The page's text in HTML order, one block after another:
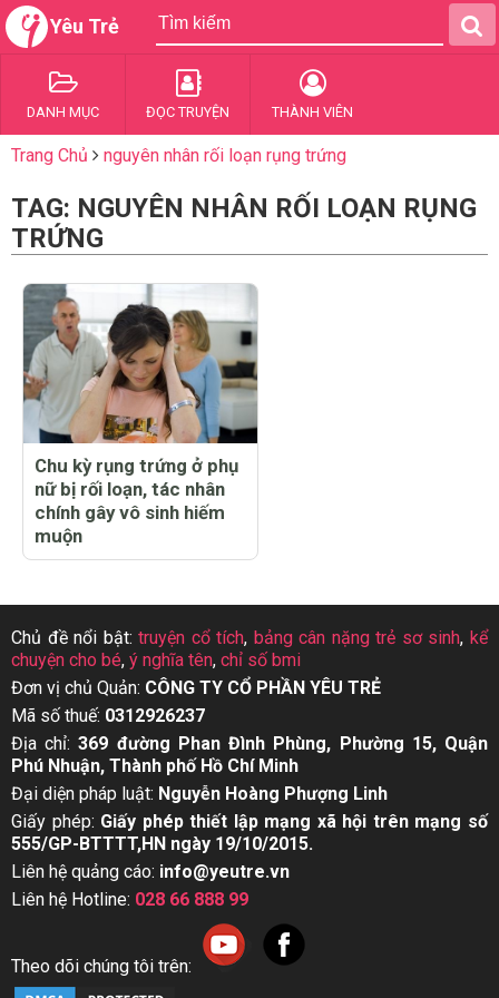
Yêu Trẻ
DANH MỤC ĐỌC TRUYỆN THÀNH VIÊN
Trang Chủ nguyên nhân rối loạn rụng trứng
TAG: NGUYÊN NHÂN RỐI LOẠN RỤNG
TRỨNG
Chu kỳ rụng trứng ở phụ
nữ bị rối loạn, tác nhân
chính gây vô sinh hiếm
muộn
Chủ đề nổi bật:truyện cổ tích, bảng cân nặng trẻ sơ sinh,kể
chuyện cho bé, ý nghĩa tên, chỉ số bmi
Đơn vị chủ Quản: CÔNG TY CỔ PHẦN YÊU TRẺ
Mã số thuế: 0312926237
Địa chỉ:369 đường Phan Đình Phùng, Phường 15, Quận
Phú Nhuận, Thành phố Hồ Chí Minh
Đại diện pháp luật: Nguyễn Hoàng Phượng Linh
Giấy phép: Giấy phép thiết lập mạng xã hội trên mạng số
555/GP-BTTTT,HN ngày 19/10/2015.
Liên hệ quảng cáo: info@yeutre.vn
Liên hệ Hotline: 028 66 888 99
Theo dõi chúng tôi trên: